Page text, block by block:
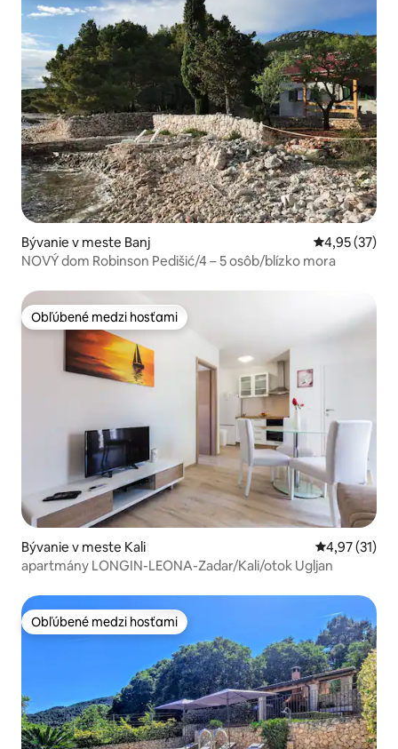
Bývanie v meste Banj Priemerné
4,95 (37)
NOVÝ dom Robinson Pedišić/4 – 5 osôb/blízko mora
Obľúbené medzi hosťami
Obľúbené medzi hosťami
Bývanie v meste Kali Priemerné
4,97 (31)
apartmány LONGIN-LEONA-Zadar/Kali/otok Ugljan
Obľúbené medzi hosťami
Obľúbené medzi hosťami